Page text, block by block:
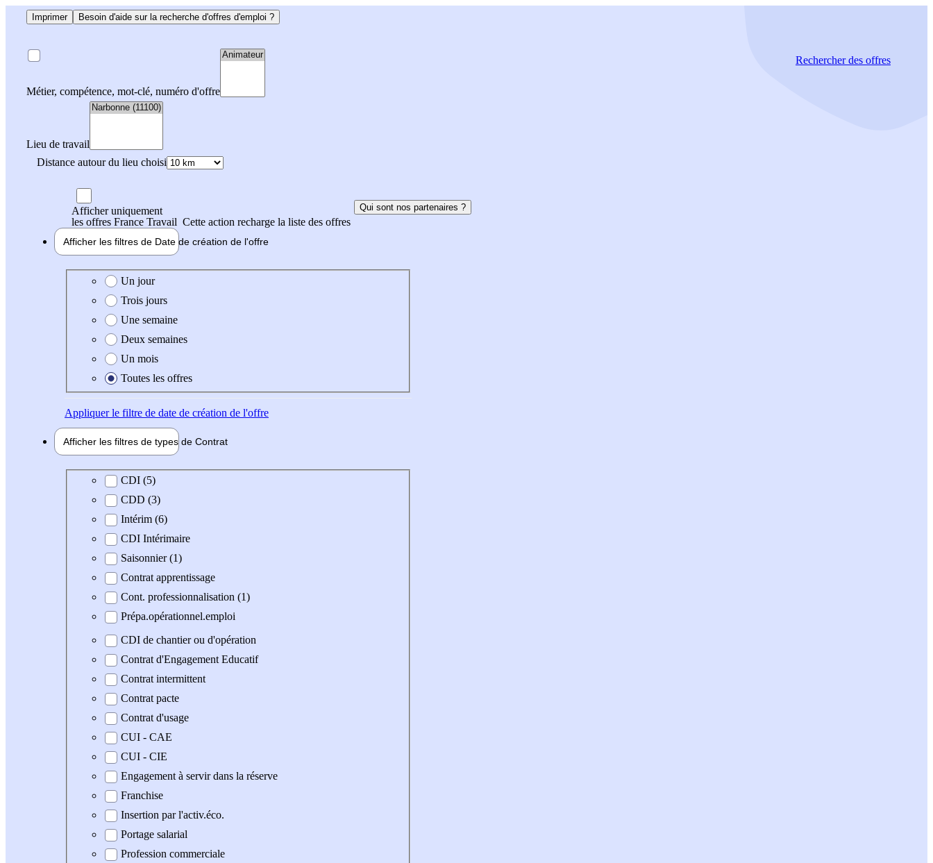
Imprimer Besoin d'aide sur la recherche d'offres d'emploi ?
Métier, compétence, mot-clé, numéro d'offre
Lieu de travail
Distance autour du lieu choisi
Rechercherdes offres
Afficher uniquement
les offres France Travail Cette action recharge la liste des offres
Qui sont nos partenaires ?
Afficher les filtres de Date de création de l'offre
Date de création de l'offre
Un jour
Trois jours
Une semaine
Deux semaines
Un mois
Toutes les offres
Appliquerle filtre de date de création de l'offre
Afficher les filtres de types de Contrat
Type de contrat
CDI (5)
CDD (3)
Intérim (6)
CDI Intérimaire
Saisonnier (1)
Contrat apprentissage
Cont. professionnalisation (1)
Prépa.opérationnel.emploi
CDI de chantier ou d'opération
Contrat d'Engagement Educatif
Contrat intermittent
Contrat pacte
Contrat d'usage
CUI - CAE
CUI - CIE
Engagement à servir dans la réserve
Franchise
Insertion par l'activ.éco.
Portage salarial
Profession commerciale